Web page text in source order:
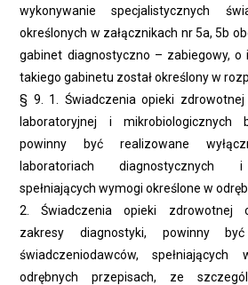
wykonywanie specjalistycznych
określonych w załącznikach nr 5a, 5b
gabinet diagnostyczno – zabiegowy, o
takiego gabinetu został określony w
§ 9. 1. Świadczenia opieki
laboratoryjnej i mikrobiologicznych
powinny być realizowane
laboratoriach diagnostycznych i
spełniających wymogi określone w
2. Świadczenia opieki zdrowotnej
zakresy diagnostyki, powinny
świadczeniodawców,
odrębnych przepisach, ze